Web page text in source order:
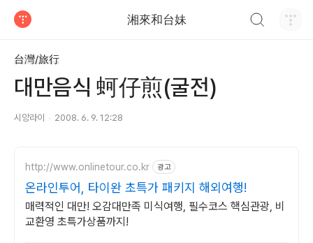
湘來和台妹
台灣/旅行
대만음식 蚵仔煎(굴전)
시앙라이 2008. 6. 9. 12:28
http://www.onlinetour.co.kr 광고
온라인투어, 타이완 초특가 패키지 해외여행!
매력적인 대만! 오감대만족 미식여행, 필수코스 핵심관광, 비
교환영 초특가상품까지!